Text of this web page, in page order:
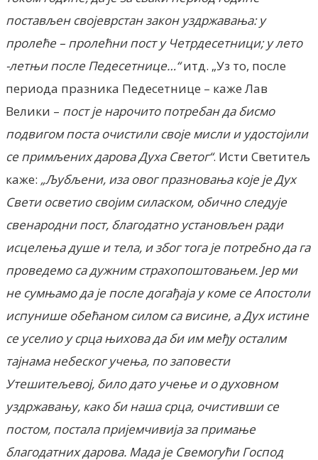
постављен својеврстан закон уздржавања: у
пролеће – пролећни пост у Четрдесетници; у лето
-летњи после Педесетнице…“итд. „Уз то, после
периода празника Педесетнице – каже Лав
Велики – пост је нарочито потребан да бисмо
подвигом поста очистили своје мисли и удостојили
се примљених дарова Духа Светог“. Исти Светитељ
каже: „Љубљени, иза овог празновања које је Дух
Свети осветио својим силаском, обично следује
свенародни пост, благодатно установљен ради
исцелења душе и тела, и због тога је потребно да га
проведемо са дужним страхопоштовањем. Јер ми
не сумњамо да је после догађаја у коме се Апостоли
испунише обећаном силом са висине, а Дух истине
се уселио у срца њихова да би им међу осталим
тајнама небеског учења, по заповести
Утешитељевој, било дато учење и о духовном
уздржавању, како би наша срца, очистивши се
постом, постала пријемчивија за примање
благодатних дарова. Мада је Свемогући Господ